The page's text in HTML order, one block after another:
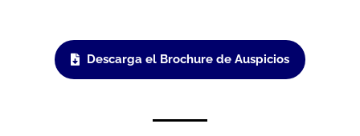
Descarga el Brochure de Auspicios